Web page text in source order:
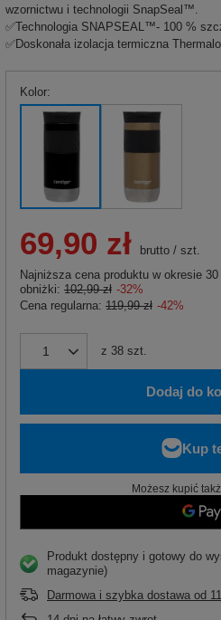
wzornictwu i technologii SnapSeal™.
✅Technologia SNAPSEAL™- 100 %
✅Doskonała izolacja termiczna
Kolor
69,90 zł brutto / szt.
Najniższa cena produktu w okresie
obniżki: 102,99 zł -32%
Cena regularna: 119,99 zł -42%
z 38 szt.
Dodaj do
Możesz kupić
Produkt dostępny i gotowy do
magazynie)
Darmowa i szybka dostawa od